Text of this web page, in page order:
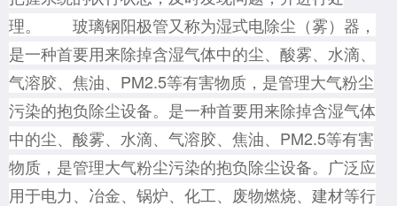
理。 玻璃钢阳极管又称为湿式电除尘（雾）器，
是一种首要用来除掉含湿气体中的尘、酸雾、水滴、
气溶胶、焦油、PM2.5等有害物质，是管理大气粉尘
污染的抱负除尘设备。是一种首要用来除掉含湿气体
中的尘、酸雾、水滴、气溶胶、焦油、PM2.5等有害
物质，是管理大气粉尘污染的抱负除尘设备。广泛应
用于电力、冶金、锅炉、化工、废物燃烧、建材等行